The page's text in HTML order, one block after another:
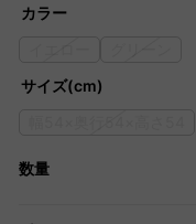
カラー
サイズ(cm)
数量